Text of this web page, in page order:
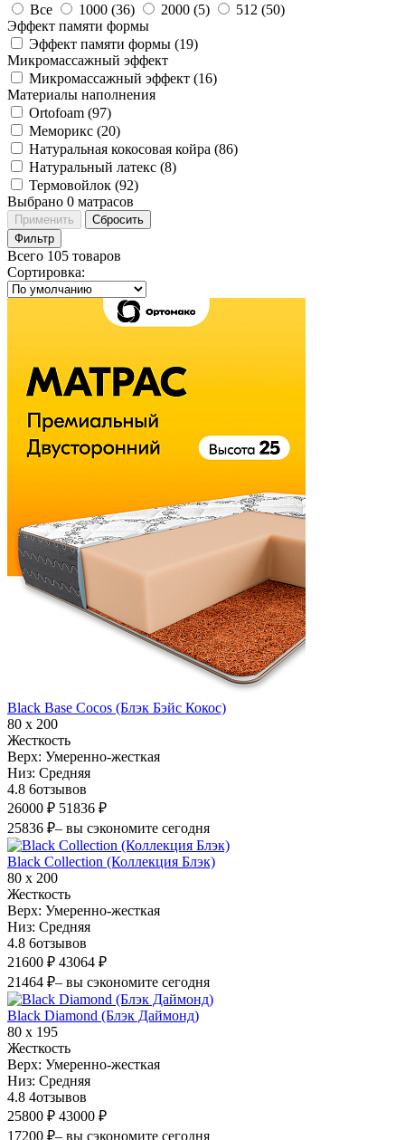
Все
1000 (36) 2000 (5) 512 (50)
Эффект памяти формы
Эффект памяти формы (19)
Микромассажный эффект
Микромассажный эффект (16)
Материалы наполнения
Ortofoam (97)
Меморикс (20)
Натуральная кокосовая койра (86)
Натуральный латекс (8)
Термовойлок (92)
Выбрано 0 матрасов
Применить
Сбросить
Фильтр
Всего 105 товаров
Сортировка:
Black Base Cocos (Блэк Бэйс Кокос)
80 х 200
Жесткость
Верх: Умеренно-жесткая
Низ: Средняя
4.8 6отзывов
26000 ₽ 51836 ₽
25836 ₽– вы сэкономите сегодня
Black Collection (Коллекция Блэк)
80 х 200
Жесткость
Верх: Умеренно-жесткая
Низ: Средняя
4.8 6отзывов
21600 ₽ 43064 ₽
21464 ₽– вы сэкономите сегодня
Black Diamond (Блэк Даймонд)
80 х 195
Жесткость
Верх: Умеренно-жесткая
Низ: Средняя
4.8 4отзывов
25800 ₽ 43000 ₽
17200 ₽– вы сэкономите сегодня